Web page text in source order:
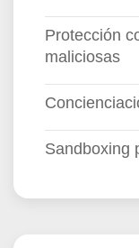
Protección
maliciosas
Sandboxing